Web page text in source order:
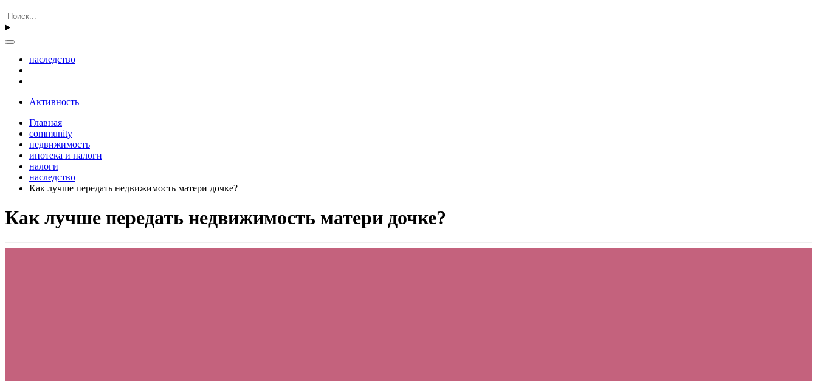
наследство
Активность
Главная
community
недвижимость
ипотека и налоги
налоги
наследство
Как лучше передать недвижимость матери дочке?
Как лучше передать недвижимость матери дочке?